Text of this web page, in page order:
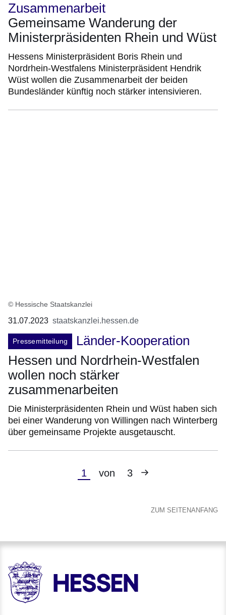
Zusammenarbeit
Gemeinsame Wanderung der
Ministerpräsidenten Rhein und Wüst
Hessens Ministerpräsident Boris Rhein und
Nordrhein-Westfalens Ministerpräsident Hendrik
Wüst wollen die Zusammenarbeit der beiden
Bundesländer künftig noch stärker intensivieren.
© Hessische Staatskanzlei
31.07.2023 staatskanzlei.hessen.de
Pressemitteilung
Länder-Kooperation
Hessen und Nordrhein-Westfalen
wollen noch stärker
zusammenarbeiten
Die Ministerpräsidenten Rhein und Wüst haben sich
bei einer Wanderung von Willingen nach Winterberg
über gemeinsame Projekte ausgetauscht.
Aktuelle
1 von 3
Nächste
ZUM SEITENANFANG
HESSEN - Hessische Landesregierung